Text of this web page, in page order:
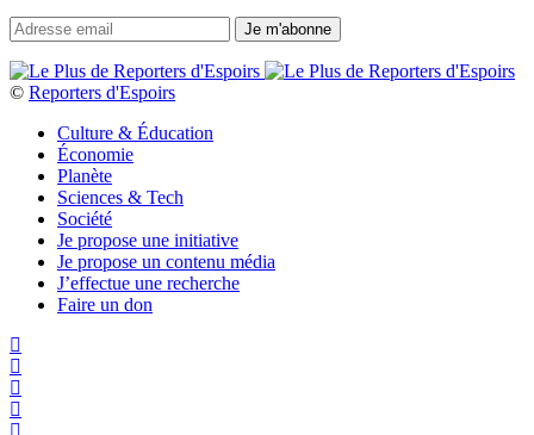
© Reporters d'Espoirs
Culture & Éducation
Économie
Planète
Sciences & Tech
Société
Je propose une initiative
Je propose un contenu média
J’effectue une recherche
Faire un don